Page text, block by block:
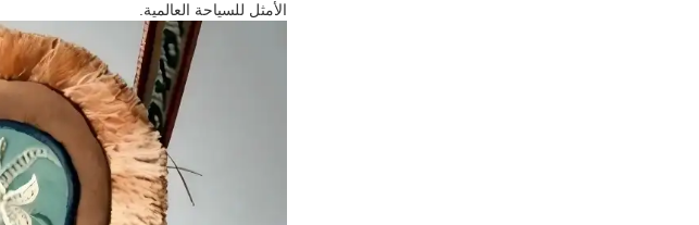
الأمثل للسياحة العالمية.